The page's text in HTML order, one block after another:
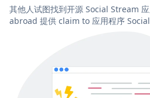
其他人试图找到开源 Social Stream
abroad 提供 claim to 应用程序